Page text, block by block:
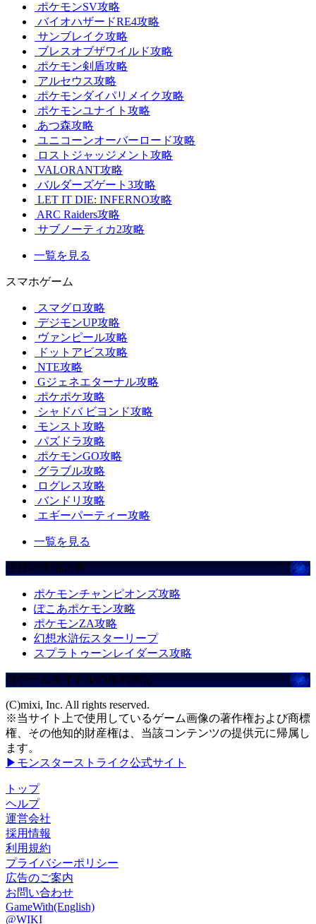
ポケモンSV攻略
バイオハザードRE4攻略
サンブレイク攻略
ブレスオブザワイルド攻略
ポケモン剣盾攻略
アルセウス攻略
ポケモンダイパリメイク攻略
ポケモンユナイト攻略
あつ森攻略
ユニコーンオーバーロード攻略
ロストジャッジメント攻略
VALORANT攻略
バルダーズゲート3攻略
LET IT DIE: INFERNO攻略
ARC Raiders攻略
サブノーティカ2攻略
一覧を見る
スマホゲーム
スマグロ攻略
デジモンUP攻略
ヴァンピール攻略
ドットアビス攻略
NTE攻略
Gジェネエターナル攻略
ポケポケ攻略
シャドバ ビヨンド攻略
モンスト攻略
パズドラ攻略
ポケモンGO攻略
グラブル攻略
ログレス攻略
バンドリ攻略
エギーパーティー攻略
一覧を見る
注目の攻略記事
ポケモンチャンピオンズ攻略
ぽこあポケモン攻略
ポケモンZA攻略
幻想水滸伝スターリープ
スプラトゥーンレイダース攻略
当ゲームタイトルの権利表記
(C)mixi, Inc. All rights reserved.
※当サイト上で使用しているゲーム画像の著作権および商標
権、その他知的財産権は、当該コンテンツの提供元に帰属し
ます。
▶モンスターストライク公式サイト
トップ
ヘルプ
運営会社
採用情報
利用規約
プライバシーポリシー
広告のご案内
お問い合わせ
GameWith(English)
@WIKI